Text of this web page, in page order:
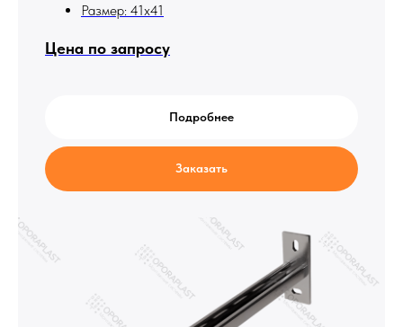
Размер: 41х41
Цена по запросу
Подробнее
Заказать